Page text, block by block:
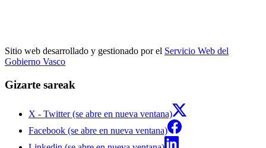
Sitio web desarrollado y gestionado por el Servicio Web del
Gobierno Vasco
Gizarte sareak
X - Twitter (se abre en nueva ventana)
Facebook (se abre en nueva ventana)